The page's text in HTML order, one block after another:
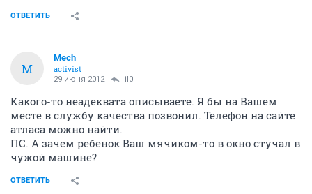
ОТВЕТИТЬ
M
Mech
activist
29 июня 2012 il0
Какого-то неадеквата описываете. Я бы на Вашем
месте в службу качества позвонил. Телефон на сайте
атласа можно найти.
ПС. А зачем ребенок Ваш мячиком-то в окно стучал в
чужой машине?
ОТВЕТИТЬ